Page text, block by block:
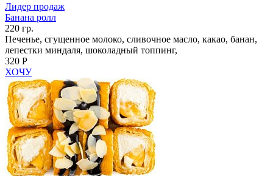
Лидер продаж
Банана ролл
220 гр.
Печенье, сгущенное молоко, сливочное масло, какао, банан,
лепестки миндаля, шоколадный топпинг,
320 Р
ХОЧУ